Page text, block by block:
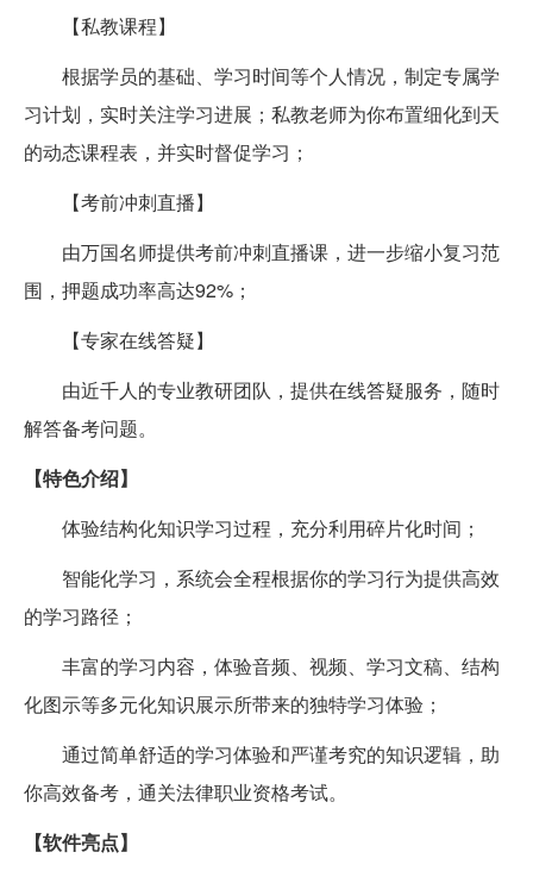
【私教课程】
根据学员的基础、学习时间等个人情况，制定专属学
习计划，实时关注学习进展；私教老师为你布置细化到天
的动态课程表，并实时督促学习；
【考前冲刺直播】
由万国名师提供考前冲刺直播课，进一步缩小复习范
围，押题成功率高达92%；
【专家在线答疑】
由近千人的专业教研团队，提供在线答疑服务，随时
解答备考问题。
【特色介绍】
体验结构化知识学习过程，充分利用碎片化时间；
智能化学习，系统会全程根据你的学习行为提供高效
的学习路径；
丰富的学习内容，体验音频、视频、学习文稿、结构
化图示等多元化知识展示所带来的独特学习体验；
通过简单舒适的学习体验和严谨考究的知识逻辑，助
你高效备考，通关法律职业资格考试。
【软件亮点】